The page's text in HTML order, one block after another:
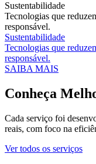
Sustentabilidade
Tecnologias que
responsável.
Sustentabilidade
Tecnologias que
responsável.
SAIBA MAIS
Conheça
Cada serviço foi
reais, com foco na
Ver todos os serviços